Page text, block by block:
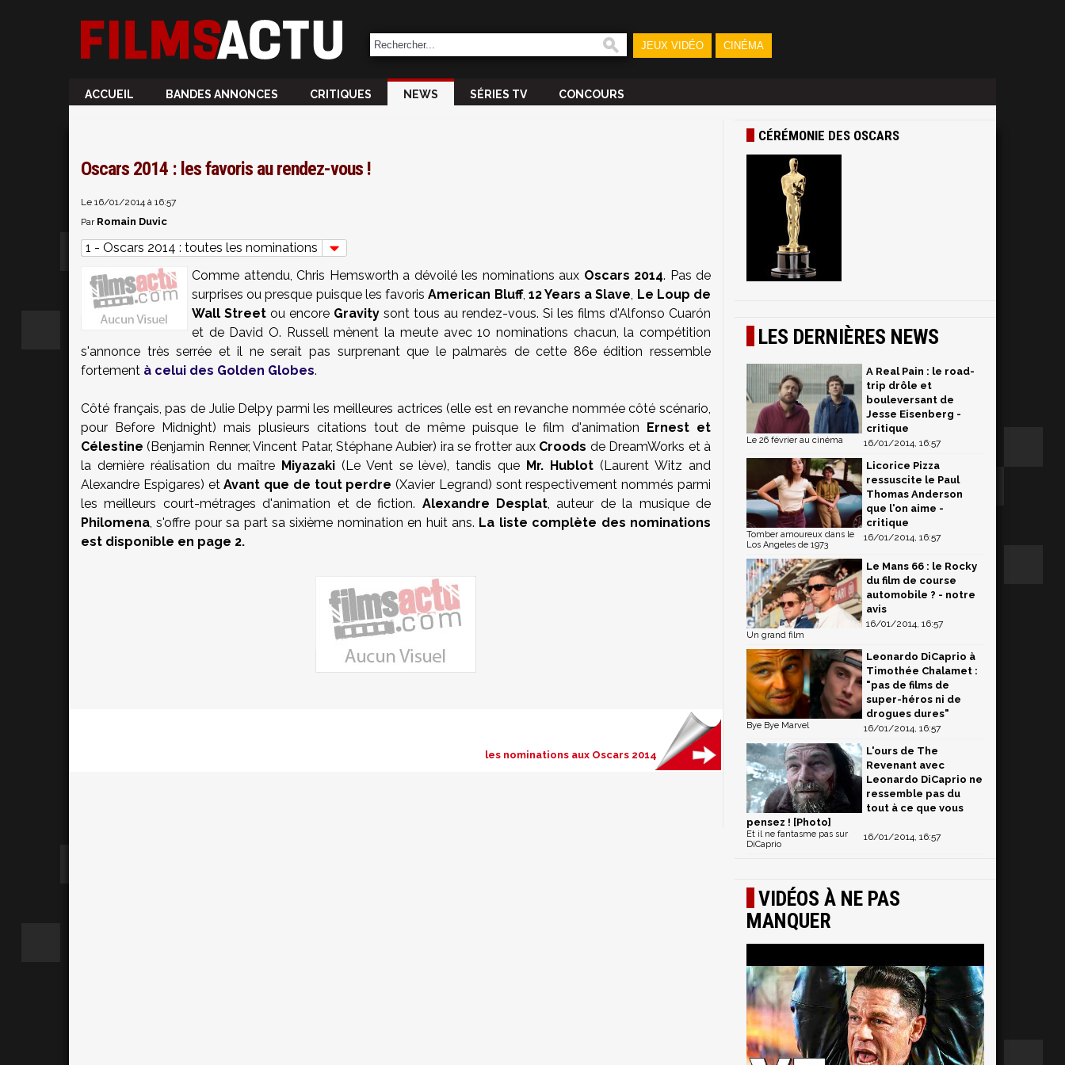
JEUX VIDÉO CINÉMA
ACCUEIL BANDES ANNONCES CRITIQUES NEWS SÉRIES TV CONCOURS
Oscars 2014 : les favoris au rendez-vous !
Le 16/01/2014 à 16:57
Par Romain Duvic
1 - Oscars 2014 : toutes les nominations
Comme attendu, Chris Hemsworth a dévoilé les nominations aux Oscars 2014. Pas de
surprises ou presque puisque les favorisAmerican Bluff, 12 Years a Slave, Le Loup de
Wall Street ou encore Gravity sont tous au rendez-vous. Si les films d'Alfonso Cuarón
et de David O. Russellmènent la meute avec 10 nominations chacun, la compétition
s'annonce très serrée et il ne serait pas surprenant que le palmarès de cette 86e édition ressemble
fortement à celui des Golden Globes.
Côté français, pas de Julie Delpy parmi les meilleures actrices (elle est en revanche nommée côté scénario,
pour Before Midnight) mais plusieurs citations tout de même puisque le film d'animation Ernest et
Célestine (Benjamin Renner, Vincent Patar, Stéphane Aubier) ira se frotter aux Croods de DreamWorks et à
la dernière réalisation du maître Miyazaki(Le Vent se lève), tandis que Mr. Hublot (Laurent Witz and
Alexandre Espigares) etAvant que de tout perdre (Xavier Legrand) sont respectivement nommés parmi
les meilleurs court-métrages d'animation et de fiction. Alexandre Desplat, auteur de la musique de
Philomena, s'offre pour sa part sa sixième nomination en huit ans. La liste complète des nominations
est disponible en page 2.
les nominations aux Oscars 2014
CÉRÉMONIE DES OSCARS
LES DERNIÈRES NEWS
A Real Pain : le road-
trip drôle et
bouleversant de
Jesse Eisenberg -
critique
16/01/2014, 16:57
Le 26 février au cinéma
Licorice Pizza
ressuscite le Paul
Thomas Anderson
que l'on aime -
critique
16/01/2014, 16:57
Tomber amoureux dans le
Los Angeles de 1973
Le Mans 66 : le Rocky
du film de course
automobile ? - notre
avis
16/01/2014, 16:57
Un grand film
Leonardo DiCaprio à
Timothée Chalamet :
"pas de films de
super-héros ni de
drogues dures"
16/01/2014, 16:57
Bye Bye Marvel
L'ours de The
Revenant avec
Leonardo DiCaprio ne
ressemble pas du
tout à ce que vous
pensez ! [Photo]
16/01/2014, 16:57
Et il ne fantasme pas sur
DiCaprio
VIDÉOS À NE PAS
MANQUER